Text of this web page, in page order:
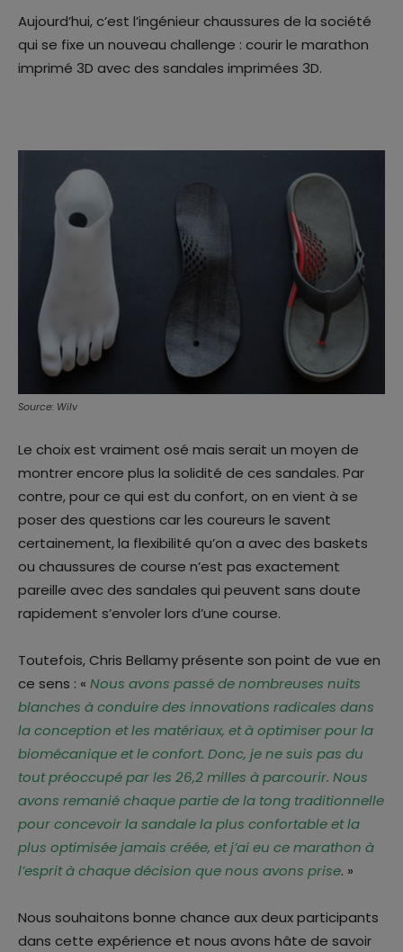
Aujourd’hui, c’est l’ingénieur chaussures de la société
qui se fixe un nouveau challenge : courir le marathon
imprimé 3D avec des sandales imprimées 3D.
Source: Wilv
Le choix est vraiment osé mais serait un moyen de
montrer encore plus la solidité de ces sandales. Par
contre, pour ce qui est du confort, on en vient à se
poser des questions car les coureurs le savent
certainement, la flexibilité qu’on a avec des baskets
ou chaussures de course n’est pas exactement
pareille avec des sandales qui peuvent sans doute
rapidement s’envoler lors d’une course.
Toutefois, Chris Bellamy présente son point de vue en
ce sens : « Nous avons passé de nombreuses nuits
blanches à conduire des innovations radicales dans
la conception et les matériaux, et à optimiser pour la
biomécanique et le confort. Donc, je ne suis pas du
tout préoccupé par les 26,2 milles à parcourir. Nous
avons remanié chaque partie de la tong traditionnelle
pour concevoir la sandale la plus confortable et la
plus optimisée jamais créée, et j’ai eu ce marathon à
l’esprit à chaque décision que nous avons prise. »
Nous souhaitons bonne chance aux deux participants
dans cette expérience et nous avons hâte de savoir